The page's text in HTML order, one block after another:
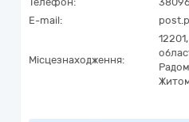
E-mail:
Місцезнаходження:
12201,